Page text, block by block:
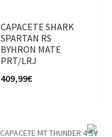
CAPACETE SHARK
SPARTAN RS
BYHRON MATE
PRT/LRJ
409,99€